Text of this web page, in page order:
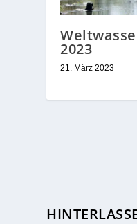
2023
21. März 2023